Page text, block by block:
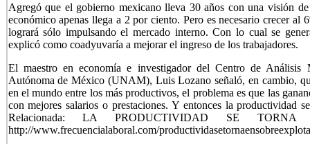
Agregó que el gobierno mexicano lleva 30 años con una visión
económico apenas llega a 2 por ciento. Pero es necesario crecer
logrará sólo impulsando el mercado interno. Con lo cual se
explicó como coadyuvaría a mejorar el ingreso de los trabajadores.
El maestro en economía e investigador del Centro de
Autónoma de México (UNAM), Luis Lozano señaló, en cambio,
en el mundo entre los más productivos, el problema es que las
con mejores salarios o prestaciones. Y entonces la productividad
Relacionada: LA PRODUCTIVIDAD SE
http://www.frecuencialaboral.com/